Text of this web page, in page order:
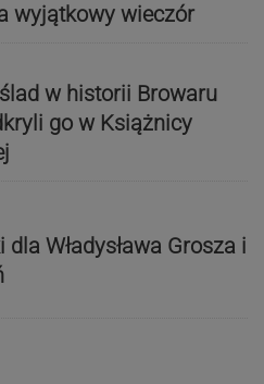
wyjątkowy wieczór
w historii Browaru
go w Książnicy
Władysława Grosza i